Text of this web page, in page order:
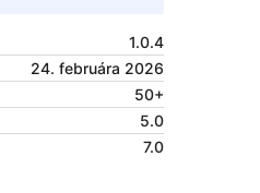
1.0.4
24. februára 2026
50+
5.0
7.0